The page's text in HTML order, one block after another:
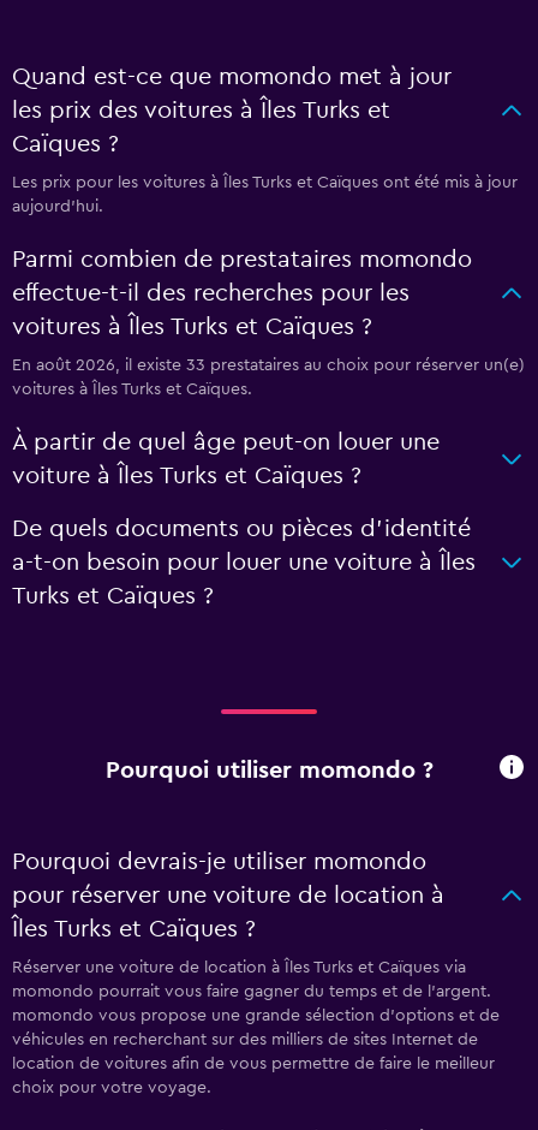
Quand est-ce que momondo met à jour
les prix des voitures à Îles Turks et
Caïques ?
Les prix pour les voitures à Îles Turks et Caïques ont été mis à jour
aujourd'hui.
Parmi combien de prestataires momondo
effectue-t-il des recherches pour les
voitures à Îles Turks et Caïques ?
En août 2026, il existe 33 prestataires au choix pour réserver un(e)
voitures à Îles Turks et Caïques.
À partir de quel âge peut-on louer une
voiture à Îles Turks et Caïques ?
De quels documents ou pièces d'identité
a-t-on besoin pour louer une voiture à Îles
Turks et Caïques ?
Pourquoi utiliser momondo ?
Pourquoi devrais-je utiliser momondo
pour réserver une voiture de location à
Îles Turks et Caïques ?
Réserver une voiture de location à Îles Turks et Caïques via
momondo pourrait vous faire gagner du temps et de l'argent.
momondo vous propose une grande sélection d'options et de
véhicules en recherchant sur des milliers de sites Internet de
location de voitures afin de vous permettre de faire le meilleur
choix pour votre voyage.